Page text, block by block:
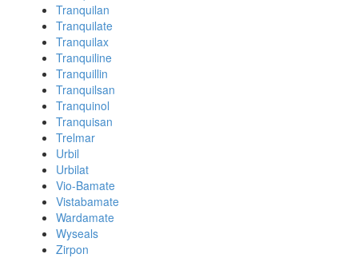
Tranquilan
Tranquilate
Tranquilax
Tranquiline
Tranquillin
Tranquilsan
Tranquinol
Tranquisan
Trelmar
Urbil
Urbilat
Vio-Bamate
Vistabamate
Wardamate
Wyseals
Zirpon